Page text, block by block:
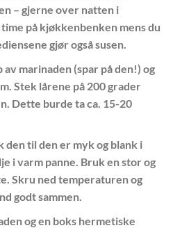
– gjerne over natten i
på kjøkkenbenken mens du
gjør også susen.
marinaden (spar på den!) og
Stek lårene på 200 grader
Dette burde ta ca. 15-20
den til den er myk og blank i
i varm panne. Bruk en stor og
Skru ned temperaturen og
godt sammen.
og en boks hermetiske